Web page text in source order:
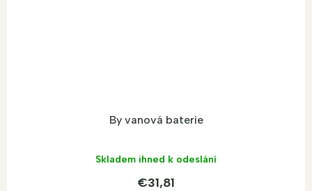
By vanová baterie
Skladem ihned k odeslání
€31,81